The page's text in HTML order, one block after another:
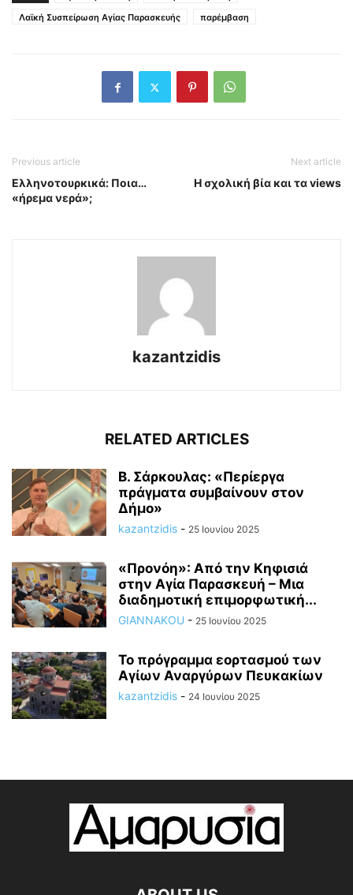
Λαϊκή Συσπείρωση Αγίας Παρασκευής
παρέμβαση
Previous article
Ελληνοτουρκικά: Ποια…
«ήρεμα νερά»;
Next article
Η σχολική βία και τα views
kazantzidis
RELATED ARTICLES
Β. Σάρκουλας: «Περίεργα
πράγματα συμβαίνουν στον
Δήμο»
kazantzidis - 25 Ιουνίου 2025
«Προνόη»: Από την Κηφισιά
στην Αγία Παρασκευή – Μια
διαδημοτική επιμορφωτική...
GIANNAKOU - 25 Ιουνίου 2025
To πρόγραμμα εορτασμού των
Αγίων Αναργύρων Πευκακίων
kazantzidis - 24 Ιουνίου 2025